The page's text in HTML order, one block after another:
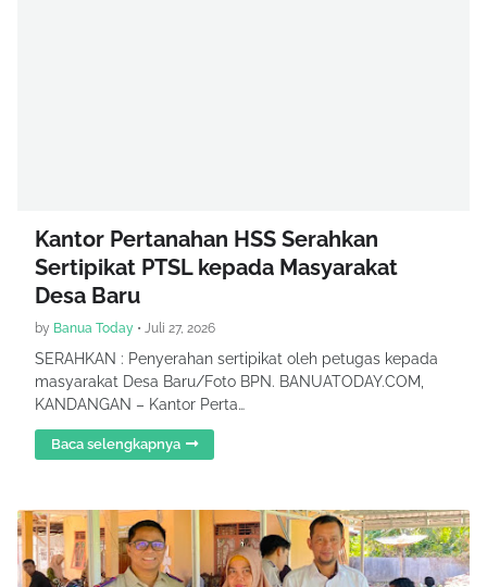
Kantor Pertanahan HSS Serahkan
Sertipikat PTSL kepada Masyarakat
Desa Baru
by Banua Today • Juli 27, 2026
SERAHKAN : Penyerahan sertipikat oleh petugas kepada
masyarakat Desa Baru/Foto BPN. BANUATODAY.COM,
KANDANGAN – Kantor Perta…
Baca selengkapnya